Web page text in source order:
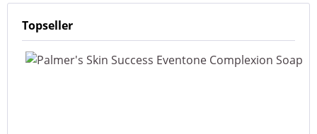
Topseller